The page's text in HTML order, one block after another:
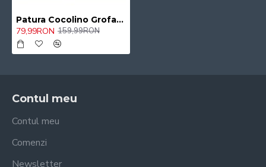
Patura Cocolino Grofata pufoasa , Pat Dublu, 200x230 cm 63/CAV
79,99RON 159,99RON
Contul meu
Contul meu
Comenzi
Newsletter